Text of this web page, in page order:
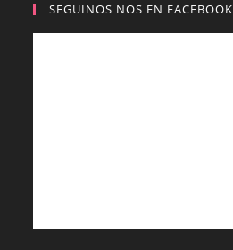
SEGUINOS NOS EN FACEBOOK